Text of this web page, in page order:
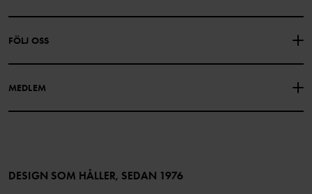
PRESENTKORTSALDO KÖPVILLKOR
INTEGRITETSPOLICY
FÖLJ OSS
MEDLEM
Bli medlem
DESIGN SOM HÅLLER, SEDAN 1976